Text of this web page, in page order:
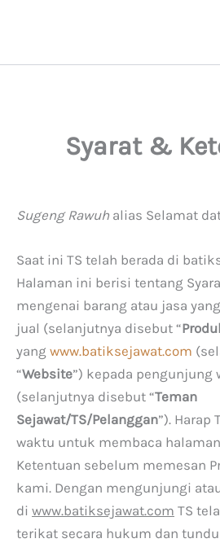
Syarat &
Sugeng Rawuh alias Selamat
Saat ini TS telah berada di
Halaman ini berisi tentang
mengenai barang atau jasa
jual (selanjutnya disebut “
yang www.batiksejawat.com
“Website”) kepada pengunjung
(selanjutnya disebut “Teman
Sejawat/TS/Pelanggan”). Harap
waktu untuk membaca
Ketentuan sebelum memesan
kami. Dengan mengunjungi
di www.batiksejawat.com TS
terikat secara hukum dan